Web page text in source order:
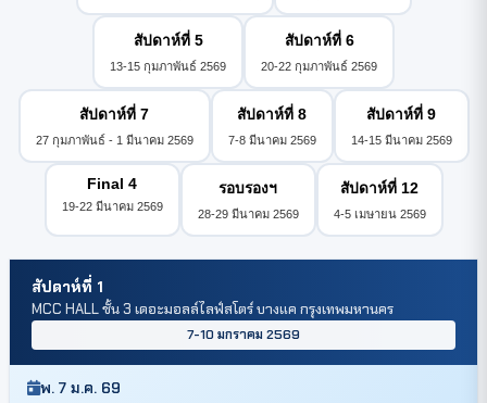
สัปดาห์ที่ 5
13-15 กุมภาพันธ์ 2569
สัปดาห์ที่ 6
20-22 กุมภาพันธ์ 2569
สัปดาห์ที่ 7
27 กุมภาพันธ์ - 1 มีนาคม 2569
สัปดาห์ที่ 8
7-8 มีนาคม 2569
สัปดาห์ที่ 9
14-15 มีนาคม 2569
Final 4
19-22 มีนาคม 2569
รอบรองฯ
28-29 มีนาคม 2569
สัปดาห์ที่ 12
4-5 เมษายน 2569
สัปดาห์ที่ 1
MCC HALL ชั้น 3 เดอะมอลล์ไลฟ์สโตร์ บางแค กรุงเทพมหานคร
7-10 มกราคม 2569
พ. 7 ม.ค. 69